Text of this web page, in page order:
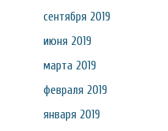
сентября 2019
июня 2019
марта 2019
февраля 2019
января 2019